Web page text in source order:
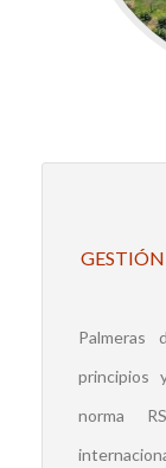
Palmeras
principios
norma